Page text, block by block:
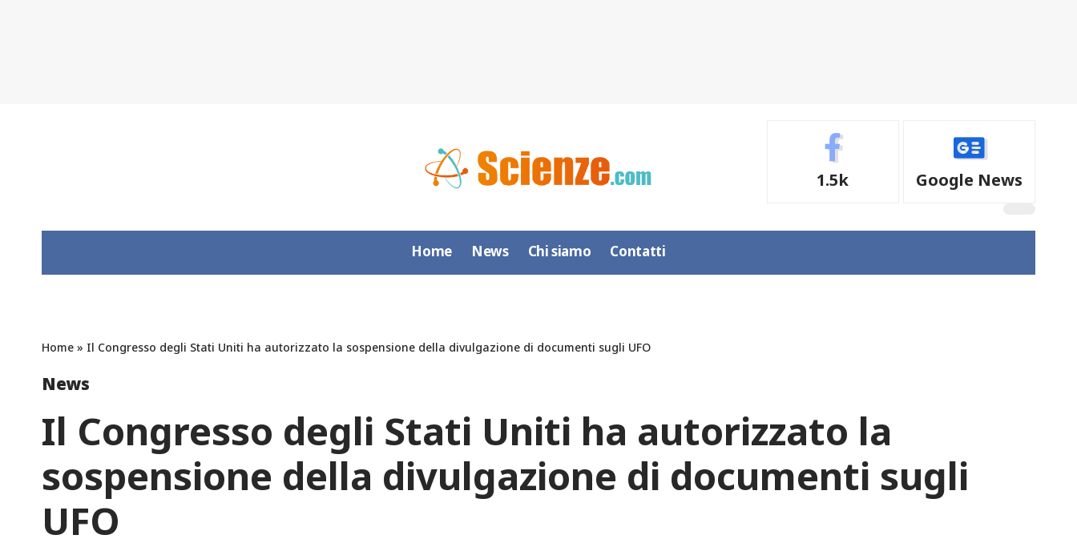
1.5k Google News
Home News Chi siamo Contatti
Home » Il Congresso degli Stati Uniti ha autorizzato la sospensione della divulgazione di documenti sugli UFO
News
Il Congresso degli Stati Uniti ha autorizzato la
sospensione della divulgazione di documenti sugli
UFO